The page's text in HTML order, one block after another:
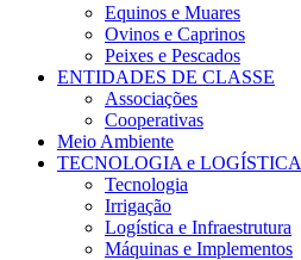
Equinos e Muares
Ovinos e Caprinos
Peixes e Pescados
ENTIDADES DE CLASSE
Associações
Cooperativas
Meio Ambiente
TECNOLOGIA e LOGÍSTICA
Tecnologia
Irrigação
Logística e Infraestrutura
Máquinas e Implementos